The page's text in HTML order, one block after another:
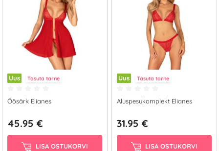
Uus Tasuta tarne
Öösärk Elianes
45.95 €
LISA OSTUKORVI
Uus Tasuta tarne
Aluspesukomplekt Elianes
31.95 €
LISA OSTUKORVI